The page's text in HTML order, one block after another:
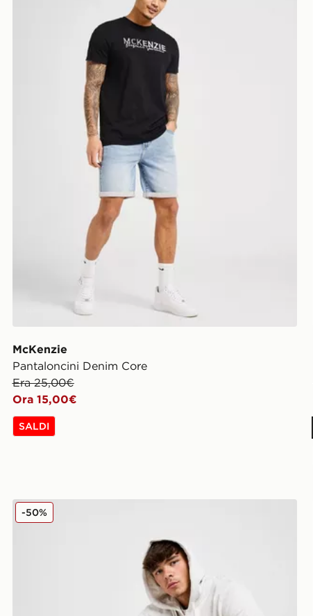
McKenzie
Pantaloncini Denim Core
Era 25,00€
Ora 15,00€
SALDI
McKenzie Tuta Full Zip con Cappuccio Essential
-50%